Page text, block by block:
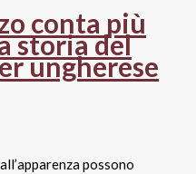
conta più
storia del
ungherese
possono